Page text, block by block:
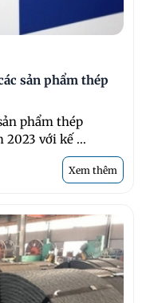
sản phẩm thép
phẩm thép
với kế ...
Xem thêm